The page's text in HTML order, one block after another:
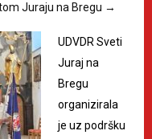
Juraju na Bregu →
UDVDR Sveti
Juraj na
Bregu
organizirala
je uz podršku